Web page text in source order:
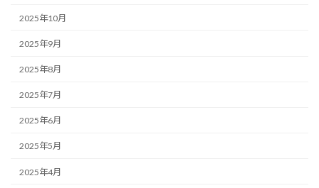
2025年10月
2025年9月
2025年8月
2025年7月
2025年6月
2025年5月
2025年4月